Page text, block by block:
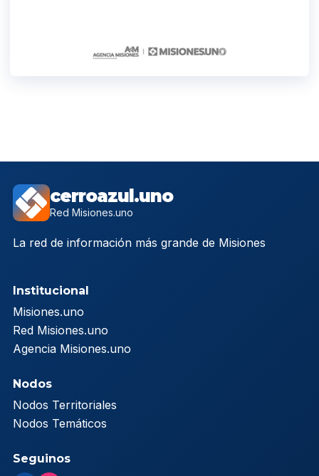
cerroazul.uno
Red Misiones.uno
La red de información más grande de Misiones
Institucional
Misiones.uno
Red Misiones.uno
Agencia Misiones.uno
Nodos
Nodos Territoriales
Nodos Temáticos
Seguinos